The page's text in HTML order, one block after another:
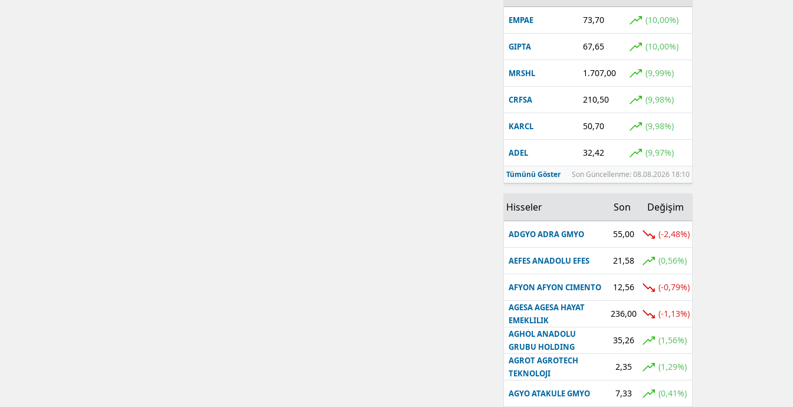
EMPAE 73,70 (10,00%)
GIPTA 67,65 (10,00%)
MRSHL 1.707,00 (9,99%)
CRFSA 210,50 (9,98%)
KARCL 50,70 (9,98%)
ADEL 32,42 (9,97%)
Tümünü Göster Son Güncellenme: 08.08.2026 18:10
Hisseler Son Değişim
ADGYO ADRA GMYO 55,00 (-2,48%)
AEFES ANADOLU EFES 21,58 (0,56%)
AFYON AFYON CIMENTO 12,56 (-0,79%)
AGESA AGESA HAYAT
EMEKLILIK
236,00 (-1,13%)
AGHOL ANADOLU
GRUBU HOLDING
35,26 (1,56%)
AGROT AGROTECH
TEKNOLOJI
2,35 (1,29%)
AGYO ATAKULE GMYO 7,33 (0,41%)